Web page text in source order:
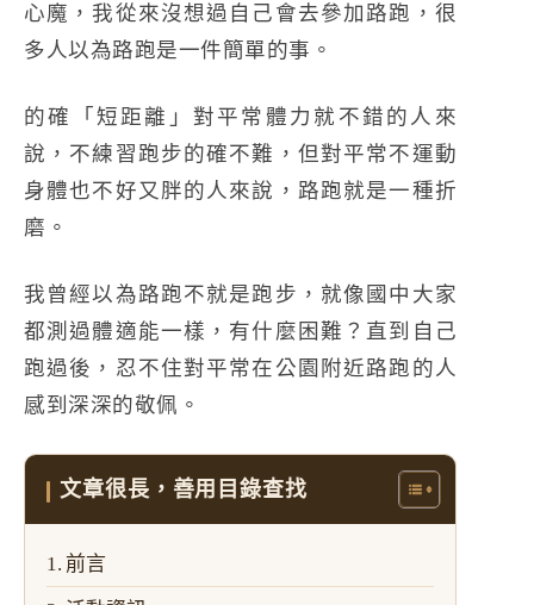
心魔，我從來沒想過自己會去參加路跑，很
多人以為路跑是一件簡單的事。
的確「短距離」對平常體力就不錯的人來
說，不練習跑步的確不難，但對平常不運動
身體也不好又胖的人來說，路跑就是一種折
磨。
我曾經以為路跑不就是跑步，就像國中大家
都測過體適能一樣，有什麼困難？直到自己
跑過後，忍不住對平常在公園附近路跑的人
感到深深的敬佩。
文章很長，善用目錄查找
前言